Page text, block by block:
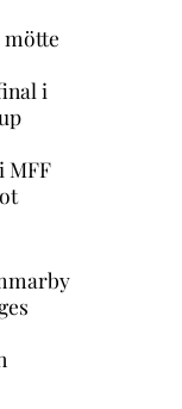
mötte
i
MFF